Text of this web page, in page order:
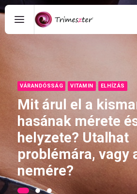
VÁRANDÓSSÁG VITAMIN ELHÍZÁS
Mit árul el a
hasának mérete
helyzete? Utalhat
problémára, vagy
nemére?